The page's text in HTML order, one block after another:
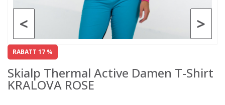
>
<
RABATT 17 %
Skialp Thermal Active Damen T-Shirt
KRALOVA ROSE